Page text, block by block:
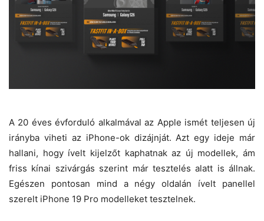
A 20 éves évforduló alkalmával az Apple ismét teljesen új
irányba viheti az iPhone-ok dizájnját. Azt egy ideje már
hallani, hogy ívelt kijelzőt kaphatnak az új modellek, ám
friss kínai szivárgás szerint már tesztelés alatt is állnak.
Egészen pontosan mind a négy oldalán ívelt panellel
szerelt iPhone 19 Pro modelleket tesztelnek.